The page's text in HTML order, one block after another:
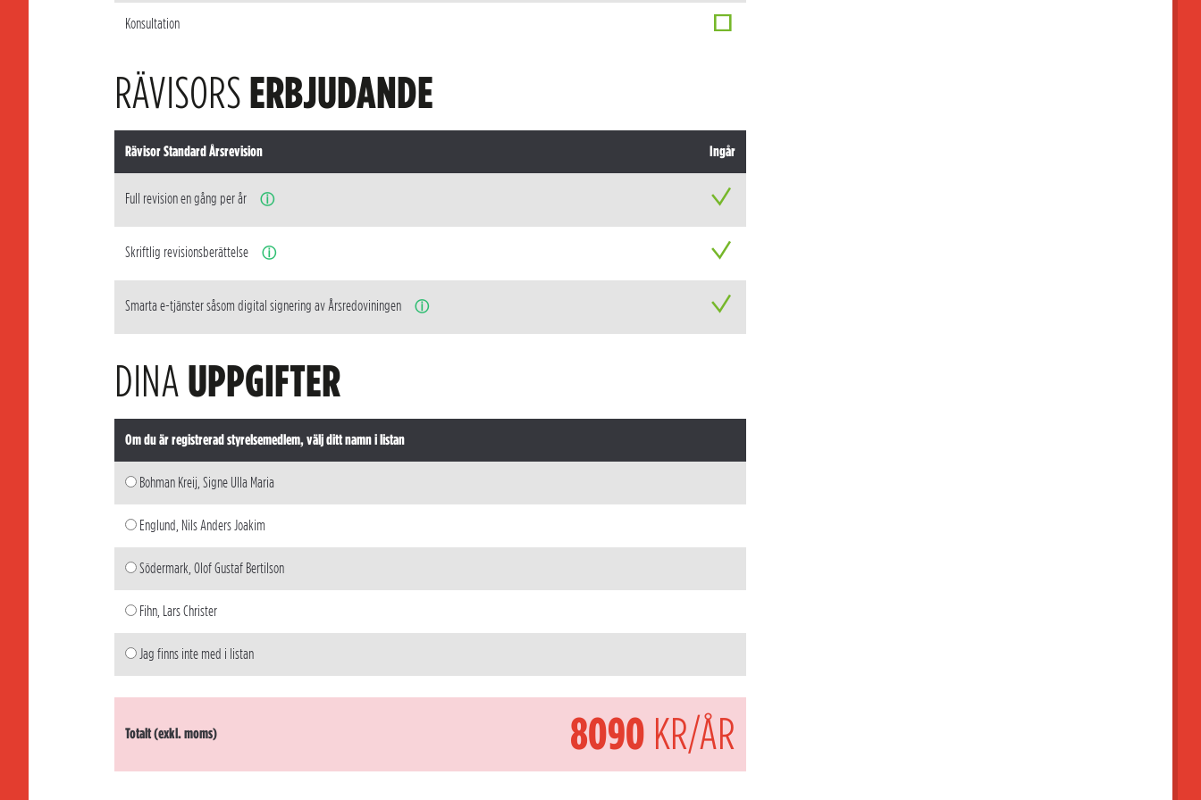
Konsultation
RÄVISORSERBJUDANDE
Rävisor Standard Årsrevision Ingår
Full revision en gång per år ⓘ
Skriftlig revisionsberättelse ⓘ
Smarta e-tjänster såsom digital signering av Årsredoviningen ⓘ
DINAUPPGIFTER
Om du är registrerad styrelsemedlem, välj ditt namn i listan
Bohman Kreij, Signe Ulla Maria
Englund, Nils Anders Joakim
Södermark, Olof Gustaf Bertilson
Fihn, Lars Christer
Jag finns inte med i listan
Totalt (exkl. moms) 8090 KR/ÅR